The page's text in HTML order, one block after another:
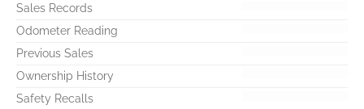
Sales Records
Odometer Reading
Previous Sales
Ownership History
Safety Recalls